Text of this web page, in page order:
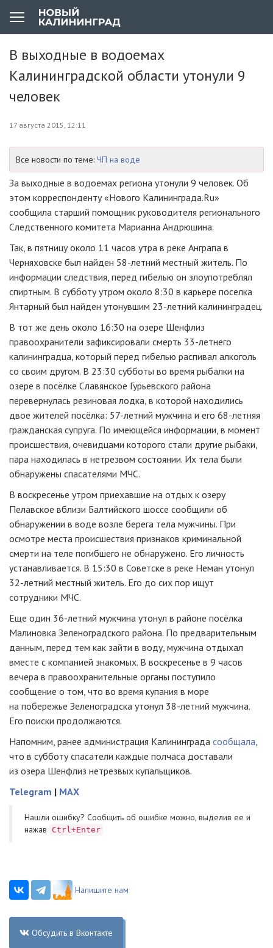
В выходные в водоемах
Калининградской области утонули 9
человек
17 августа 2015, 12:11
Все новости по теме: ЧП на воде
За выходные в водоемах региона утонули 9 человек. Об
этом корреспонденту «Нового Калининграда.Ru»
сообщила старший помощник руководителя регионального
Следственного комитета Марианна Андрюшина.
Так, в пятницу около 11 часов утра в реке Анграпа в
Черняховске был найден 58-летний местный житель. По
информации следствия, перед гибелью он злоупотреблял
спиртным. В субботу утром около 8:30 в карьере поселка
Янтарный был найден утонувшим 23-летний калининградец.
В тот же день около 16:30 на озере Шенфлиз
правоохранители зафиксировали смерть 33-летнего
калининградца, который перед гибелью распивал алкоголь
со своим другом. В 23:30 субботы во время рыбалки на
озере в посёлке Славянское Гурьевского района
перевернулась резиновая лодка, в которой находились
двое жителей посёлка: 57-летний мужчина и его 68-летняя
гражданская супруга. По имеющейся информации, в момент
происшествия, очевидцами которого стали другие рыбаки,
пара находилась в нетрезвом состоянии. Их тела были
обнаружены спасателями МЧС.
В воскресенье утром приехавшие на отдых к озеру
Пелавское вблизи Балтийского шоссе сообщили об
обнаружении в воде возле берега тела мужчины. При
осмотре места происшествия признаков криминальной
смерти на теле погибшего не обнаружено. Его личность
устанавливается. В 15:30 в Советске в реке Неман утонул
32-летний местный житель. Его до сих пор ищут
сотрудники МЧС.
Еще один 36-летний мужчина утонул в районе посёлка
Малиновка Зеленоградского района. По предварительным
данным, перед тем как зайти в воду, мужчина отдыхал
вместе с компанией знакомых. В воскресенье в 9 часов
вечера в правоохранительные органы поступило
сообщение о том, что во время купания в море
на побережье Зеленоградска утонул 38-летний мужчина.
Его поиски продолжаются.
Напомним, ранее администрация Калининграда сообщала,
что в субботу спасатели каждые полчаса доставали
из озера Шенфлиз нетрезвых купальщиков.
Telegram | MAX
Нашли ошибку? Cообщить об ошибке можно, выделив ее и
нажав
Ctrl+Enter
Напишите нам
Обсудить в Вконтакте